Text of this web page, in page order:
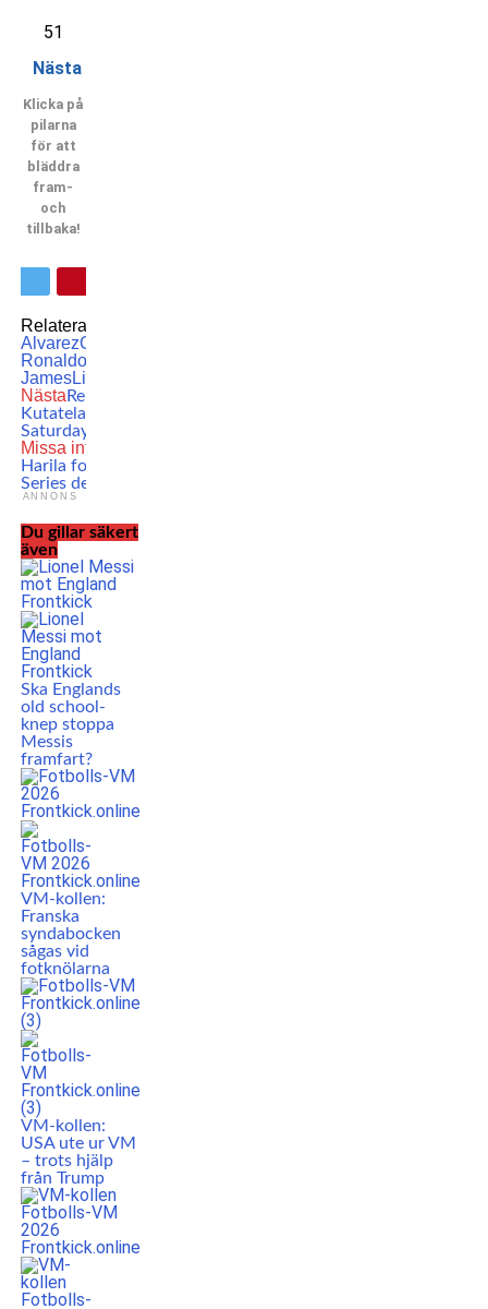
51
Nästa
Klicka på
pilarna
för att
bläddra
fram-
och
tillbaka!
Relaterade ämnen:
AlvarezCristiano
Ronaldo
JamesLionel Messi
Nästa Reports: Guram
Kutateladze is OUT of
Saturday’s UFC fight
Missa inte
Harila forced out of Contender
Series debut!
ANNONS
Du gillar säkert
även
Ska Englands
old school-
knep stoppa
Messis
framfart?
VM-kollen:
Franska
syndabocken
sågas vid
fotknölarna
VM-kollen:
USA ute ur VM
– trots hjälp
från Trump